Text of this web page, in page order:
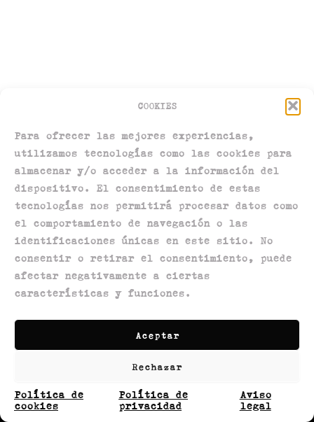
COOKIES
Para ofrecer las mejores experiencias,
utilizamos tecnologías como las cookies para
almacenar y/o acceder a la información del
dispositivo. El consentimiento de estas
tecnologías nos permitirá procesar datos como
el comportamiento de navegación o las
identificaciones únicas en este sitio. No
consentir o retirar el consentimiento, puede
afectar negativamente a ciertas
características y funciones.
Aceptar
Rechazar
Política de
cookies
Política de
privacidad
Aviso
legal
Política de privacidad
Política de devoluciones
Política de envíos
Términos y condiciones
Política de cookies
Contactanos